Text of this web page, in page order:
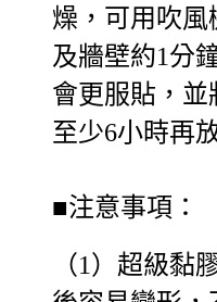
燥，可用吹
及牆壁約1分
會更服貼，
至少6小時再
■注意事項：
（1） 超級黏